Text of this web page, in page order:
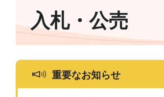
入札・公売
重要なお知らせ